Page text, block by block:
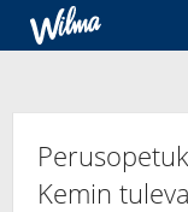
Kemin